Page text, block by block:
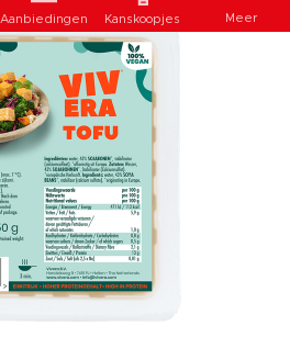
Aanbiedingen Kanskoopjes Meer